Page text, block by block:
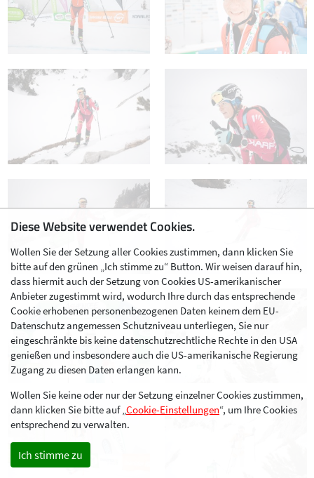
Diese Website verwendet Cookies.
Wollen Sie der Setzung aller Cookies zustimmen, dann klicken Sie
bitte auf den grünen „Ich stimme zu“ Button. Wir weisen darauf hin,
dass hiermit auch der Setzung von Cookies US-amerikanischer
Anbieter zugestimmt wird, wodurch Ihre durch das entsprechende
Cookie erhobenen personenbezogenen Daten keinem dem EU-
Datenschutz angemessen Schutzniveau unterliegen, Sie nur
eingeschränkte bis keine datenschutzrechtliche Rechte in den USA
genießen und insbesondere auch die US-amerikanische Regierung
Zugang zu diesen Daten erlangen kann.
Wollen Sie keine oder nur der Setzung einzelner Cookies zustimmen,
dann klicken Sie bitte auf „Cookie-Einstellungen“, um Ihre Cookies
entsprechend zu verwalten.
Ich stimme zu